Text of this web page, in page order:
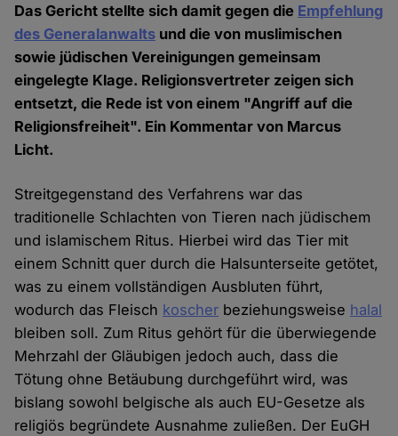
Das Gericht stellte sich damit gegen die Empfehlung
des Generalanwalts und die von muslimischen
sowie jüdischen Vereinigungen gemeinsam
eingelegte Klage. Religionsvertreter zeigen sich
entsetzt, die Rede ist von einem "Angriff auf die
Religionsfreiheit". Ein Kommentar von Marcus
Licht.
Streitgegenstand des Verfahrens war das
traditionelle Schlachten von Tieren nach jüdischem
und islamischem Ritus. Hierbei wird das Tier mit
einem Schnitt quer durch die Halsunterseite getötet,
was zu einem vollständigen Ausbluten führt,
wodurch das Fleisch koscher beziehungsweise halal
bleiben soll. Zum Ritus gehört für die überwiegende
Mehrzahl der Gläubigen jedoch auch, dass die
Tötung ohne Betäubung durchgeführt wird, was
bislang sowohl belgische als auch EU-Gesetze als
religiös begründete Ausnahme zuließen. Der EuGH